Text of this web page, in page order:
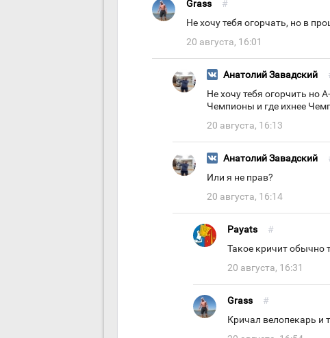
Grass #
Не хочу тебя огорчать, но в
20 августа, 16:01
Анатолий Завадский
Не хочу тебя огорчить но
Чемпионы и где ихнее
20 августа, 16:13
Анатолий Завадский
Или я не прав?
20 августа, 16:14
Payats #
Такое кричит обычно
20 августа, 16:31
Grass #
Кричал велопекарь и